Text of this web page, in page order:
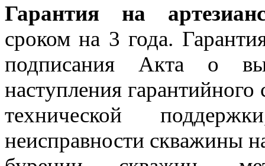
Гарантия на
сроком на 3 года.
подписания Акта о
наступления гарантийного
технической
неисправности скважины